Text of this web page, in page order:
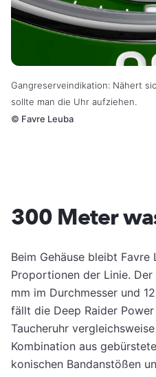
Gangreserveindikation: Nähert
sollte man die Uhr aufziehen.
© Favre Leuba
300 Meter
Beim Gehäuse bleibt
Proportionen der Linie.
mm im Durchmesser und
fällt die Deep Raider
Taucheruhr
Kombination aus
konischen Bandanstößen